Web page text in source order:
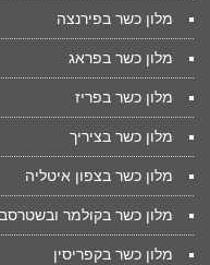
מלון כשר בפירנצה
מלון כשר בפראג
מלון כשר בפריז
מלון כשר בציריך
מלון כשר בצפון איטליה
מלון כשר בקולמר
מלון כשר בקפריסין